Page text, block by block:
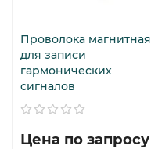
Проволока магнитная
для записи
гармонических
сигналов
Цена по запросу